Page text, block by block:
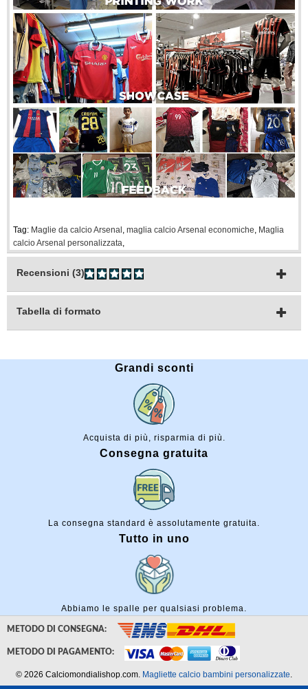
Tag: Maglie da calcio Arsenal , maglia calcio Arsenal economiche, Maglia
calcio Arsenal personalizzata,
Recensioni (3)
Tabella di formato
Grandi sconti
Acquista di più, risparmia di più.
Consegna gratuita
La consegna standard è assolutamente gratuita.
Tutto in uno
Abbiamo le spalle per qualsiasi problema.
METODO DI CONSEGNA:
METODO DI PAGAMENTO:
© 2026 Calciomondialishop.com. Magliette calcio bambini personalizzate.